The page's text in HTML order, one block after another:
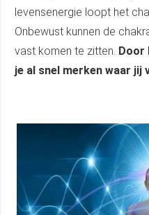
levensenergie loopt het
Onbewust kunnen de
vast komen te zitten. Door
je al snel merken waar jij